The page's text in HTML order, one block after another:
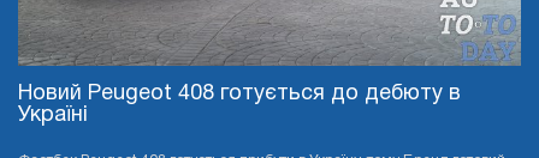
Новий Peugeot 408 готується до дебюту в
Україні